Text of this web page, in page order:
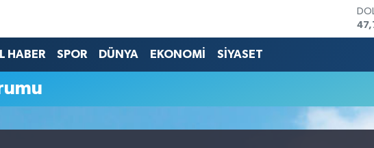
HABER SPOR DÜNYA EKONOMİ SİYASET